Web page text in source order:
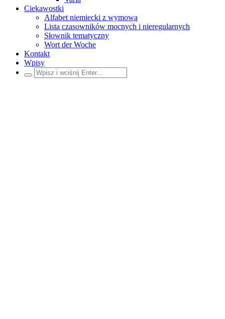
Ciekawostki
Alfabet niemiecki z wymową
Lista czasowników mocnych i nieregularnych
Słownik tematyczny
Wort der Woche
Kontakt
Wpisy